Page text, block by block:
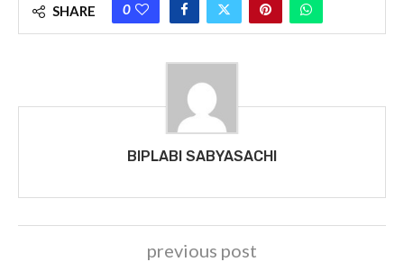
SHARE 0
BIPLABI SABYASACHI
previous post